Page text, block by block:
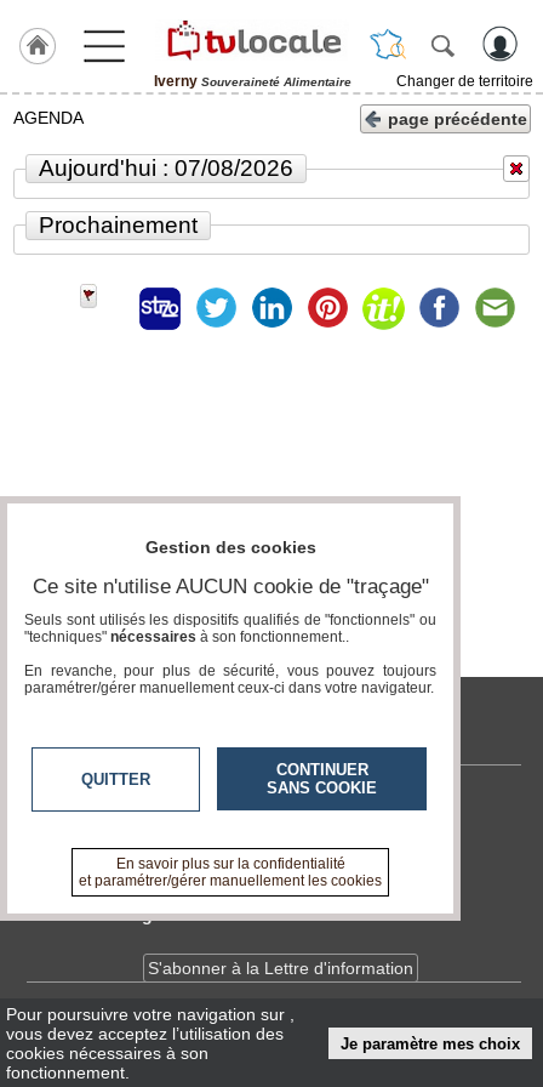
Iverny Souveraineté Alimentaire
Changer de territoire
J'adhère
ACCUEIL
Iverny
Gazette
Médias
groupe
Blogs
Prémium
annuaire
Accès
AGENDA page précédente
Aujourd'hui : 07/08/2026
Prochainement
tvlocale.fr
Contactez-nous
A propos de tvlocale.fr
Devenir délégué
S'abonner à la Lettre d'information
InfosCNIL/RGPD
Conditions Générales d'Utilisation
Pour poursuivre votre navigation sur
vous devez acceptez l’utilisation des
cookies nécessaires à son
fonctionnement.
Je paramètre mes choix
Gestion des cookies
Ce site n'utilise AUCUN cookie de "traçage"
Seuls sont utilisés les dispositifs qualifiés de "fonctionnels" ou
"techniques" nécessaires à son fonctionnement..
En revanche, pour plus de sécurité, vous pouvez toujours
paramétrer/gérer manuellement ceux-ci dans votre navigateur.
QUITTER
CONTINUER
SANS COOKIE
En savoir plus sur la confidentialité
et paramétrer/gérer manuellement les cookies